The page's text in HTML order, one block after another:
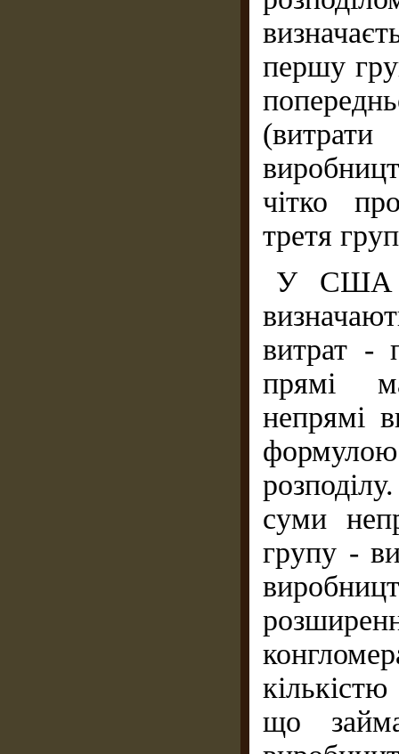
першу
чітко
третя
У США
витрат -
прямі
непрямі
формулою
суми
групу -
що